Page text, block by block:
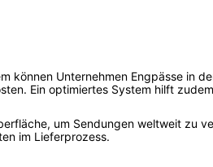
können Unternehmen Engpässe in
Ein optimiertes System hilft
um Sendungen weltweit zu
im Lieferprozess.